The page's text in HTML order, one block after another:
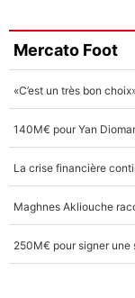
Mercato Foot